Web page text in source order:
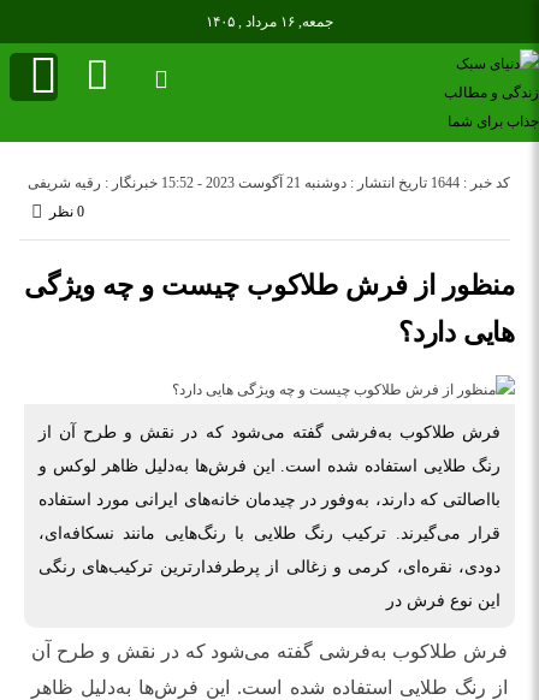
جمعه, ۱۶ مرداد , ۱۴۰۵
تاریخ انتشار : دوشنبه 21 آگوست 2023 - 15:52 خبرنگار : رقیه شریفی
کد خبر : 1644
0 نظر
منظور از فرش طلاکوب چیست و چه ویژگی
هایی دارد؟
فرش طلاکوب به‌فرشی گفته می‌شود که در نقش و طرح آن از
رنگ طلایی استفاده شده است. این فرش‌ها به‌دلیل ظاهر لوکس و
بااصالتی که دارند، به‌وفور در چیدمان خانه‌های ایرانی مورد استفاده
قرار می‌گیرند. ترکیب رنگ طلایی با رنگ‌هایی مانند نسکافه‌ای،
دودی، نقره‌ای، کرمی و زغالی از پرطرفدارترین ترکیب‌های رنگی
این نوع فرش در
فرش طلاکوب به‌فرشی گفته می‌شود که در نقش و طرح آن
از رنگ طلایی استفاده شده است. این فرش‌ها به‌دلیل ظاهر